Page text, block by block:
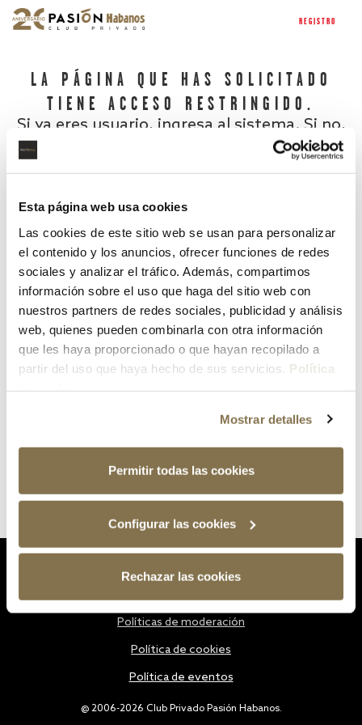
Esta página web usa cookies
Las cookies de este sitio web se usan para personalizar
el contenido y los anuncios, ofrecer funciones de redes
sociales y analizar el tráfico. Además, compartimos
información sobre el uso que haga del sitio web con
nuestros partners de redes sociales, publicidad y análisis
web, quienes pueden combinarla con otra información
que les haya proporcionado o que hayan recopilado a
partir del uso que haya hecho de sus servicios. Política
Mostrar detalles
Permitir todas las cookies
Configurar las cookies
Rechazar las cookies
REGISTRO
LA PÁGINA QUE HAS SOLICITADO
TIENE ACCESO RESTRINGIDO.
Si ya eres usuario, ingresa al sistema. Si no,
¿Has olvidado tu contraseña?
@ 2006-2026 Club Privado Pasión Habanos.
Políticas de moderación
Política de cookies
Política de eventos